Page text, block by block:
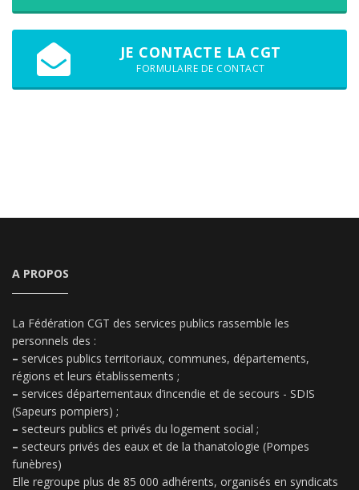
JE CONTACTE LA CGT
FORMULAIRE DE CONTACT
A PROPOS
La Fédération CGT des services publics rassemble les
personnels des :
– services publics territoriaux, communes, départements,
régions et leurs établissements ;
– services départementaux d’incendie et de secours - SDIS
(Sapeurs pompiers) ;
– secteurs publics et privés du logement social ;
– secteurs privés des eaux et de la thanatologie (Pompes
funèbres)
Elle regroupe plus de 85 000 adhérents, organisés en syndicats